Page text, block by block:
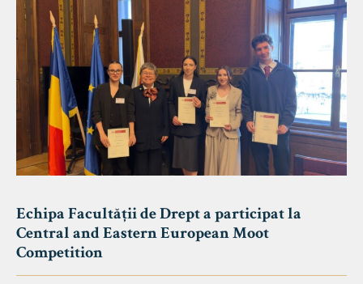
Echipa Facultății de Drept a participat la
Central and Eastern European Moot
Competition